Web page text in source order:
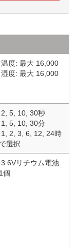
温度: 最大 16,000
湿度: 最大 16,000
2, 5, 10, 30秒
1, 5, 10, 30分
1, 2, 3, 6, 12, 24時
で選択
3.6Vリチウム電池
1個